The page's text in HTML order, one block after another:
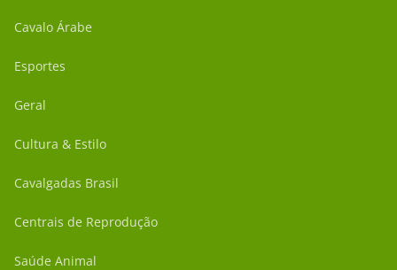
Cavalo Árabe
Esportes
Geral
Cultura & Estilo
Cavalgadas Brasil
Centrais de Reprodução
Saúde Animal